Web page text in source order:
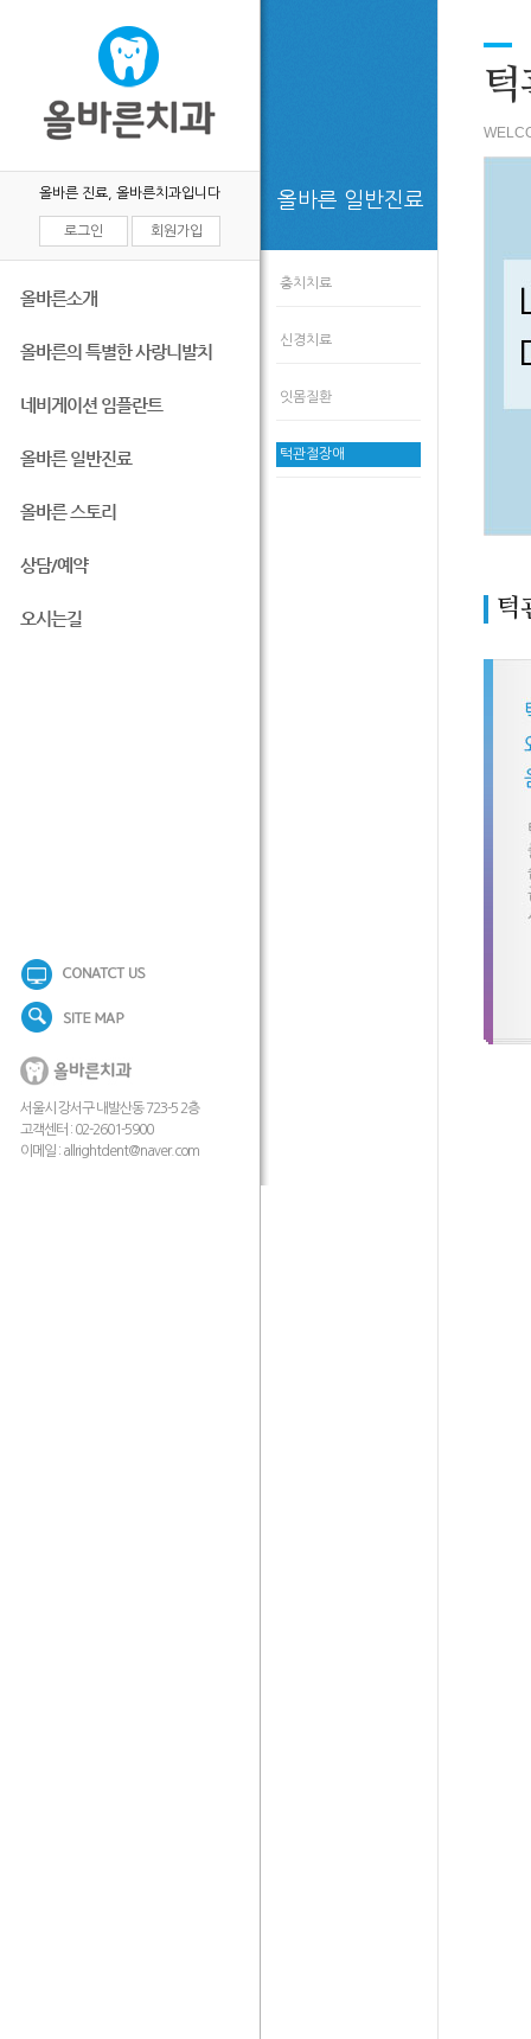
올바른 진료, 올바른치과입니다
로그인 회원가입
올바른소개
올바른의 특별한 사랑니발치
네비게이션 임플란트
올바른 일반진료
올바른 스토리
상담/예약
오시는길
올바른 일반진료
충치치료
신경치료
잇몸질환
턱관절장애
턱
서울시 강서구 내발산동 723-5 2층
고객센터 : 02-2601-5900
이메일 : allrightdent@naver.com